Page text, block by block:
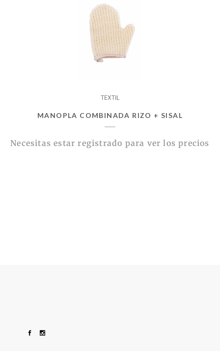
TEXTIL
MANOPLA COMBINADA RIZO + SISAL
Necesitas estar registrado para ver los precios